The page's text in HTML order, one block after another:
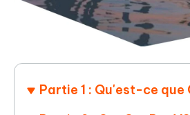
Partie 1 : Qu'est-ce que